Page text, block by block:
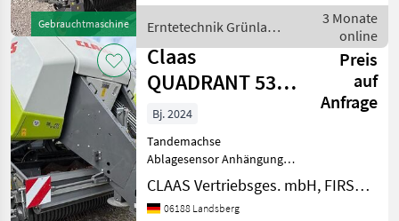
Gebrauchtmaschine
Anzahl Messer: 51 Anzahl
Unterlegkeile: 2 Bal
Erntetechnik Grünland
/ Claas
3 Monate
online
Claas
QUADRANT 5300
FC T+ST
Preis
auf
Anfrage
Bj. 2024
Tandemachse
Ablagesensor Anhängung:
Stützfuß, hydraulisch
Anzahl Blindmesser: 51
Anzahl Feuerlöscher: 2
CLAAS Vertriebsges. mbH, FIRST CLAAS USED Center Landsberg
06188 Landsberg